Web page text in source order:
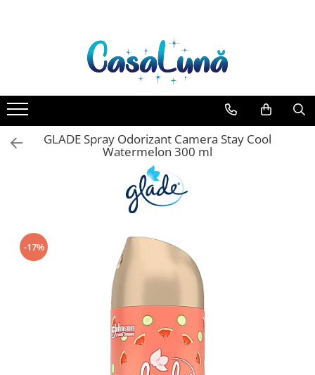
Toate Produsele
Gamma D'ORO Odorizant Cu
Betisoare 120 ml
EYFEL
EYFEL Odorizant Auto 10 ml
EYFEL Spray Odorizant 400 ml
LORIS Odorizant cu Betisoare 120
ml
Apret & solutii speciale
GLADE Spray Odorizant Camera Stay Cool
Watermelon 300 ml
-17%